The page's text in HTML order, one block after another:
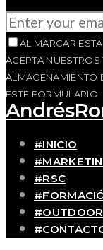
AL MARCAR
ACEPTA
ALMACENAMIENTO
ESTE FORMULARIO.
#INICIO
#RSC
#OUTDOOR